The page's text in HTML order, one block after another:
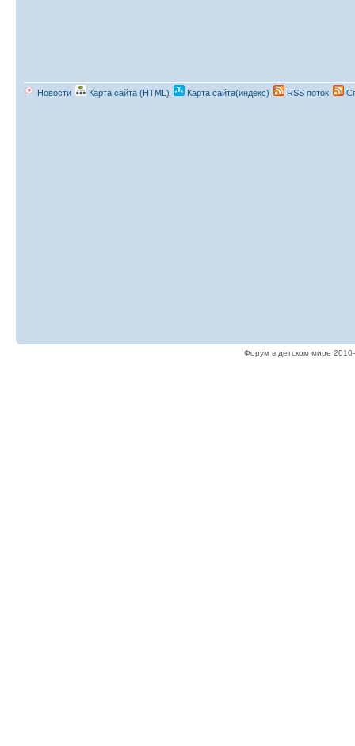
Новости Карта сайта (HTML) Карта сайта(индекс) RSS поток
Форум в детском мире